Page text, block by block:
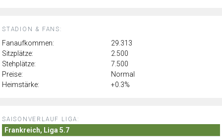
STADION & FANS:
Fanaufkommen:
29.313
Sitzplätze:
2.500
Stehplätze:
7.500
Preise:
Normal
Heimstärke:
+0.3%
SAISONVERLAUF LIGA:
Frankreich, Liga 5.7